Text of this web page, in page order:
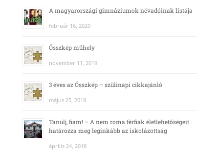
A magyarországi gimnáziumok névadóinak listája
február 16, 2020
Összkép műhely
november 11, 2019
3 éves az Összkép – szülinapi cikkajánló
május 25, 2018
Tanulj, fiam! – A nem roma férfiak életlehetőségeit
határozza meg leginkább az iskolázottság
április 24, 2018